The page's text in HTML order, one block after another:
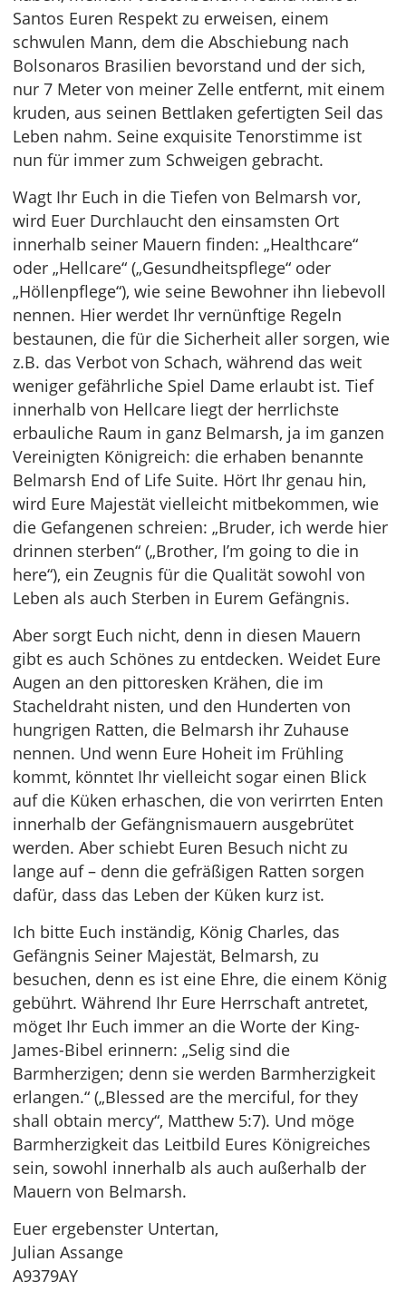
Santos Euren Respekt zu erweisen, einem
schwulen Mann, dem die Abschiebung nach
Bolsonaros Brasilien bevorstand und der sich,
nur 7 Meter von meiner Zelle entfernt, mit einem
kruden, aus seinen Bettlaken gefertigten Seil das
Leben nahm. Seine exquisite Tenorstimme ist
nun für immer zum Schweigen gebracht.
Wagt Ihr Euch in die Tiefen von Belmarsh vor,
wird Euer Durchlaucht den einsamsten Ort
innerhalb seiner Mauern finden: „Healthcare“
oder „Hellcare“ („Gesundheitspflege“ oder
„Höllenpflege“), wie seine Bewohner ihn liebevoll
nennen. Hier werdet Ihr vernünftige Regeln
bestaunen, die für die Sicherheit aller sorgen, wie
z.B. das Verbot von Schach, während das weit
weniger gefährliche Spiel Dame erlaubt ist. Tief
innerhalb von Hellcare liegt der herrlichste
erbauliche Raum in ganz Belmarsh, ja im ganzen
Vereinigten Königreich: die erhaben benannte
Belmarsh End of Life Suite. Hört Ihr genau hin,
wird Eure Majestät vielleicht mitbekommen, wie
die Gefangenen schreien: „Bruder, ich werde hier
drinnen sterben“ („Brother, I’m going to die in
here“), ein Zeugnis für die Qualität sowohl von
Leben als auch Sterben in Eurem Gefängnis.
Aber sorgt Euch nicht, denn in diesen Mauern
gibt es auch Schönes zu entdecken. Weidet Eure
Augen an den pittoresken Krähen, die im
Stacheldraht nisten, und den Hunderten von
hungrigen Ratten, die Belmarsh ihr Zuhause
nennen. Und wenn Eure Hoheit im Frühling
kommt, könntet Ihr vielleicht sogar einen Blick
auf die Küken erhaschen, die von verirrten Enten
innerhalb der Gefängnismauern ausgebrütet
werden. Aber schiebt Euren Besuch nicht zu
lange auf – denn die gefräßigen Ratten sorgen
dafür, dass das Leben der Küken kurz ist.
Ich bitte Euch inständig, König Charles, das
Gefängnis Seiner Majestät, Belmarsh, zu
besuchen, denn es ist eine Ehre, die einem König
gebührt. Während Ihr Eure Herrschaft antretet,
möget Ihr Euch immer an die Worte der King-
James-Bibel erinnern: „Selig sind die
Barmherzigen; denn sie werden Barmherzigkeit
erlangen.“ („Blessed are the merciful, for they
shall obtain mercy“, Matthew 5:7). Und möge
Barmherzigkeit das Leitbild Eures Königreiches
sein, sowohl innerhalb als auch außerhalb der
Mauern von Belmarsh.
Euer ergebenster Untertan,
Julian Assange
A9379AY